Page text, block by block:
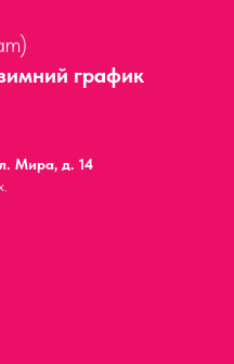
график
Мира, д. 14